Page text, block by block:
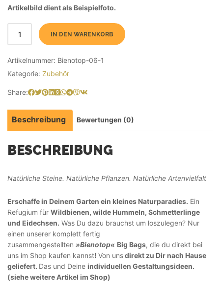
Artikelbild dient als Beispielfoto.
IN DEN WARENKORB
Artikelnummer: Bienotop-06-1
Kategorie: Zubehör
Share:
Beschreibung Bewertungen (0)
BESCHREIBUNG
Natürliche Steine. Natürliche Pflanzen. Natürliche Artenvielfalt
Erschaffe in Deinem Garten ein kleines Naturparadies. Ein
Refugium für Wildbienen, wilde Hummeln, Schmetterlinge
und Eidechsen. Was Du dazu brauchst um loszulegen? Nur
einen unserer komplett fertig
zusammengestellten »Bienotop« Big Bags, die du direkt bei
uns im Shop kaufen kannst! Von unsdirekt zu Dir nach Hause
geliefert. Das und Deine individuellen Gestaltungsideen.
(siehe weitere Artikel im Shop)